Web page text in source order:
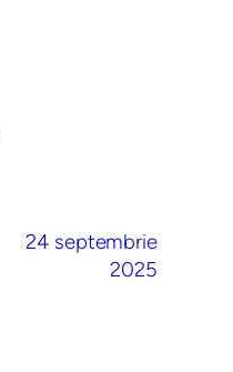
24 septembrie
2025